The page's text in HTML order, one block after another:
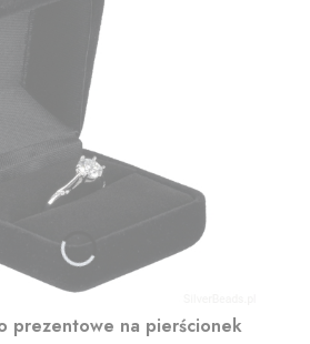
prezentowe na pierścionek